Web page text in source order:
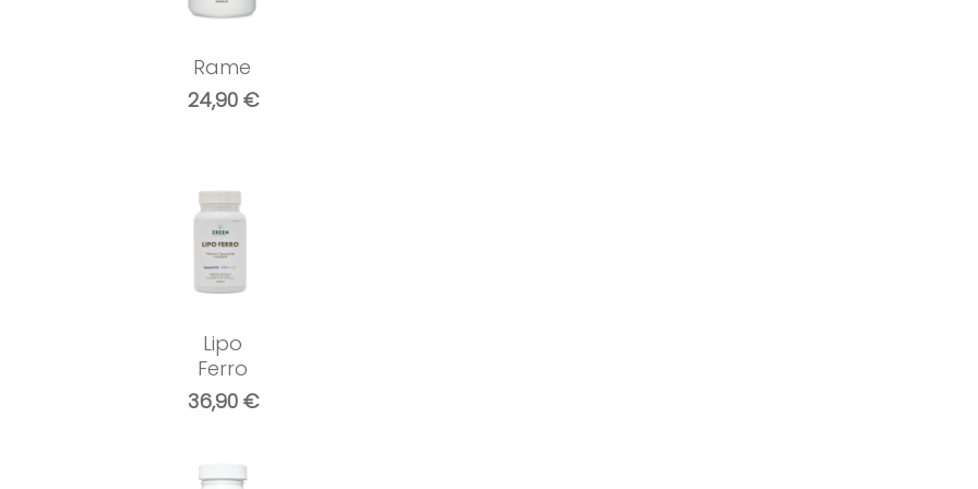
Rame
24,90 €
Lipo
Ferro
36,90 €